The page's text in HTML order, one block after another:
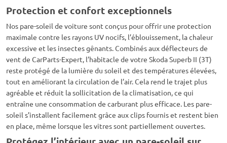
Protection et confort exceptionnels
Nos pare-soleil de voiture sont conçus pour offrir une protection
maximale contre les rayons UV nocifs, l’éblouissement, la chaleur
excessive et les insectes gênants. Combinés aux déflecteurs de
vent de CarParts-Expert, l’habitacle de votre Skoda Superb II (3T)
reste protégé de la lumière du soleil et des températures élevées,
tout en améliorant la circulation de l’air. Cela rend le trajet plus
agréable et réduit la sollicitation de la climatisation, ce qui
entraîne une consommation de carburant plus efficace. Les pare-
soleil s’installent facilement grâce aux clips fournis et restent bien
en place, même lorsque les vitres sont partiellement ouvertes.